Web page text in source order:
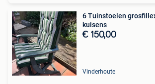
6 Tuinstoelen
kuisens
€ 150,00
Vinderhoute